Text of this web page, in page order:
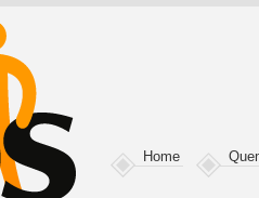
Home